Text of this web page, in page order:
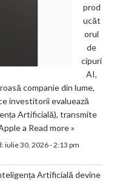
prod
ucăt
orul
de
cipuri
AI,
companie din lume,
investitorii evaluează
Artificială), transmite
a Read more »
iulie 30, 2026 - 2:13 pm
Artificială devine